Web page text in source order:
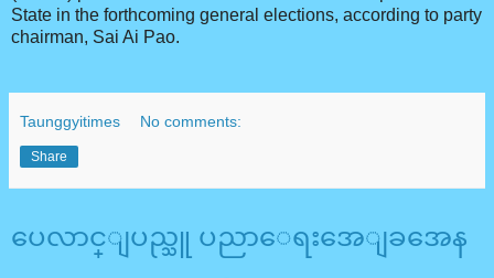
State in the forthcoming general elections, according to party
chairman, Sai Ai Pao.
Taunggyitimes No comments:
Share
ပေလာင္ျပည္သူ ပညာေရးအေျခအေန